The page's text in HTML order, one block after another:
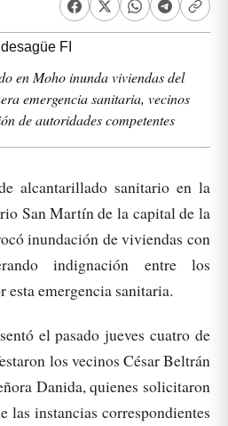
en Moho inunda viviendas del
emergencia sanitaria, vecinos
de autoridades competentes
alcantarillado sanitario en la
San Martín de la capital de la
inundación de viviendas con
indignación entre los
esta emergencia sanitaria.
el pasado jueves cuatro de
los vecinos César Beltrán
Danida, quienes solicitaron
las instancias correspondientes